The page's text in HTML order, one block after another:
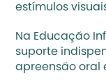
estímulos
Na Educação
suporte
apreensão oral